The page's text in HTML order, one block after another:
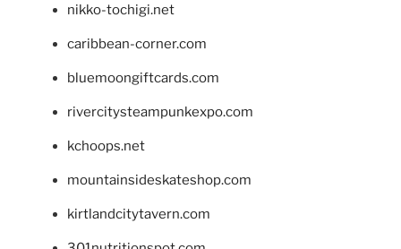
nikko-tochigi.net
caribbean-corner.com
bluemoongiftcards.com
rivercitysteampunkexpo.com
kchoops.net
mountainsideskateshop.com
kirtlandcitytavern.com